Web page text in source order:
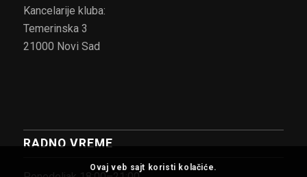
Kancelarije kluba:
Temerinska 3
21000 Novi Sad
RADNO VREME
Ovaj veb sajt koristi kolačiće.